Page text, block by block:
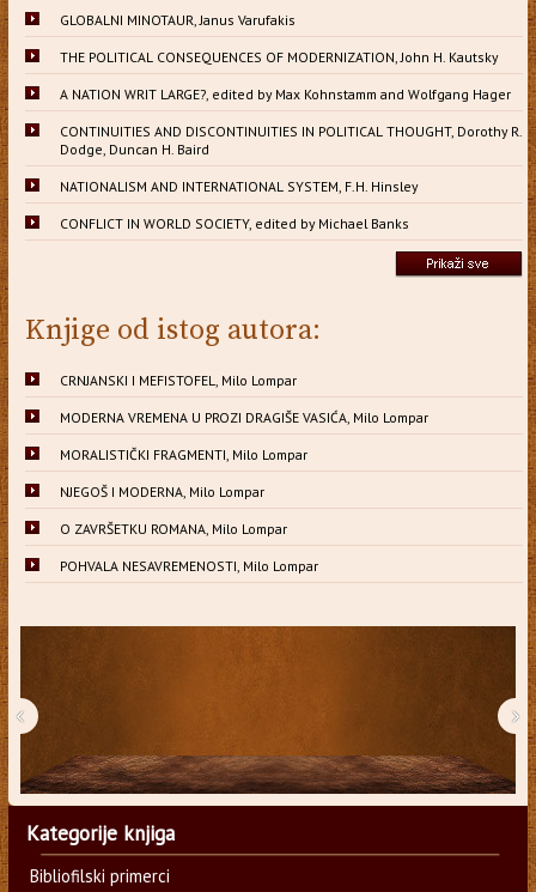
GLOBALNI MINOTAUR, Janus Varufakis
THE POLITICAL CONSEQUENCES OF MODERNIZATION, John H. Kautsky
A NATION WRIT LARGE?, edited by Max Kohnstamm and Wolfgang Hager
CONTINUITIES AND DISCONTINUITIES IN POLITICAL THOUGHT, Dorothy R.
Dodge, Duncan H. Baird
NATIONALISM AND INTERNATIONAL SYSTEM, F.H. Hinsley
CONFLICT IN WORLD SOCIETY, edited by Michael Banks
Knjige od istog autora:
CRNJANSKI I MEFISTOFEL, Milo Lompar
MODERNA VREMENA U PROZI DRAGIŠE VASIĆA, Milo Lompar
MORALISTIČKI FRAGMENTI, Milo Lompar
NJEGOŠ I MODERNA, Milo Lompar
O ZAVRŠETKU ROMANA, Milo Lompar
POHVALA NESAVREMENOSTI, Milo Lompar
‹ ›
Kategorije knjiga
Bibliofilski primerci